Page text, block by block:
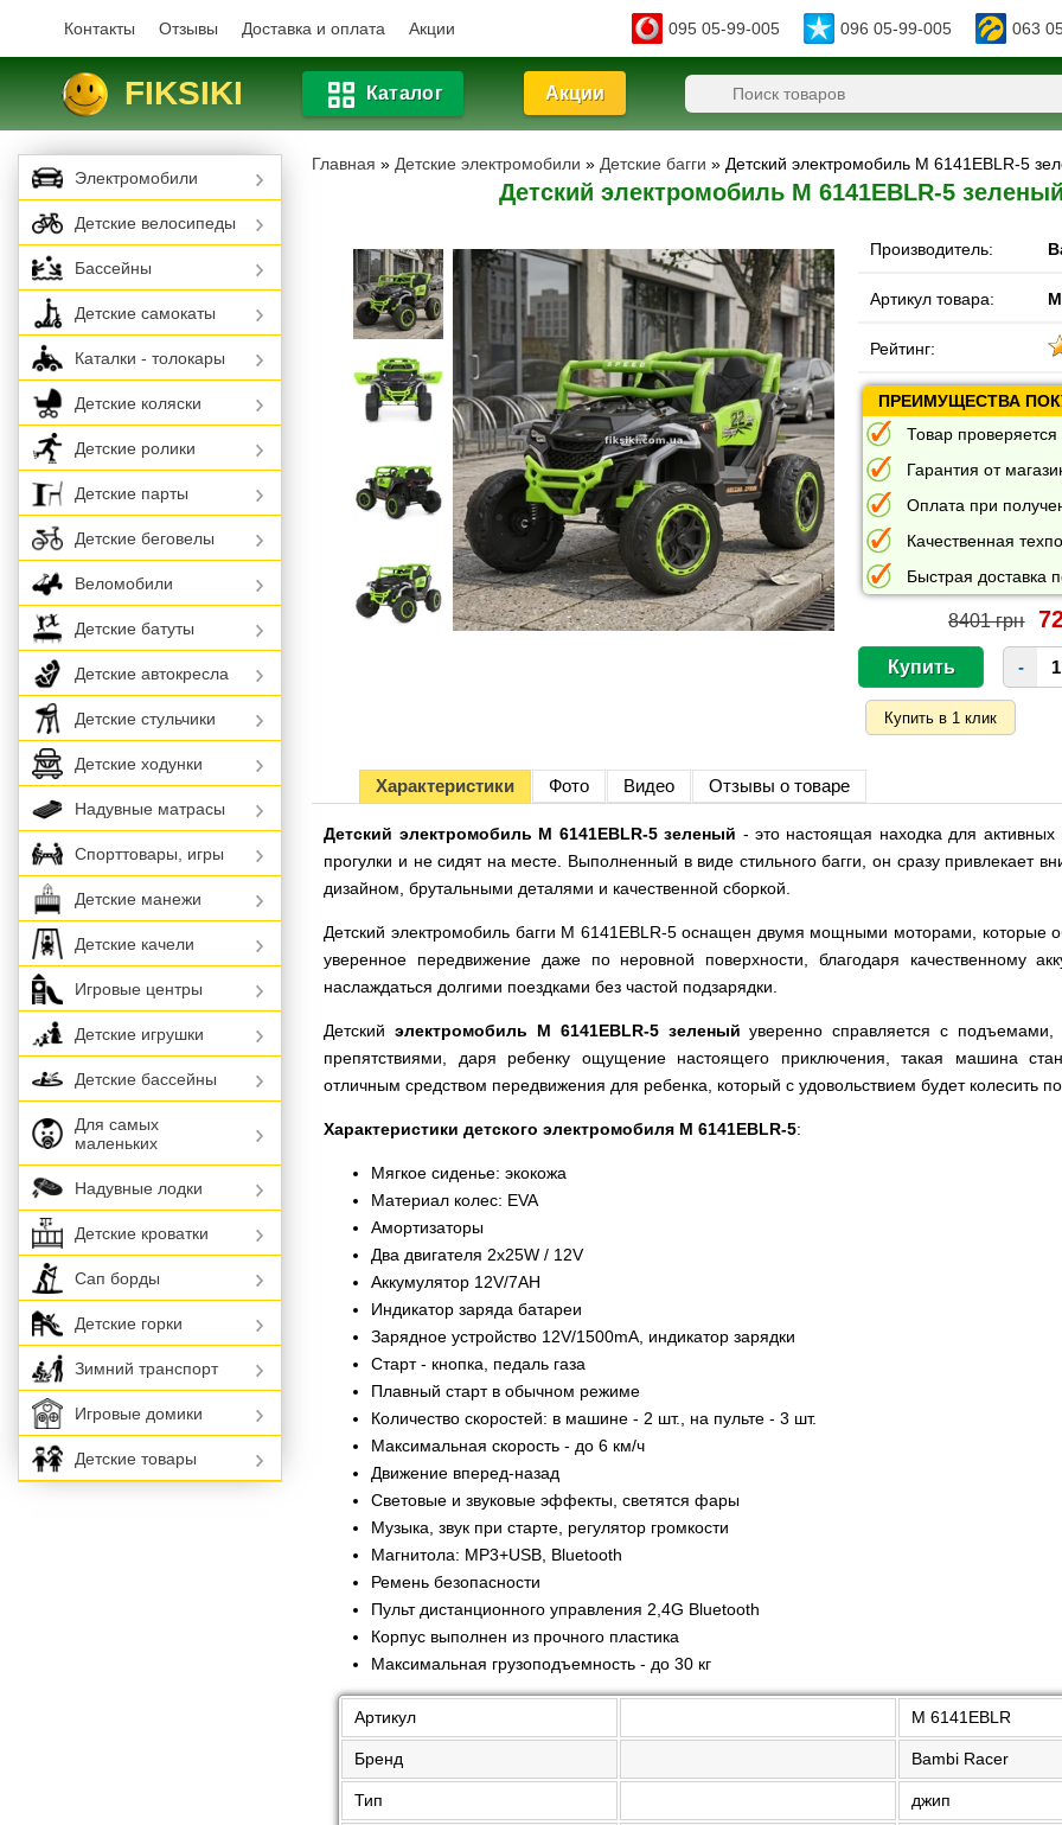
Контакты Отзывы Доставка и оплата Акции 095 05-99-005 096 05-99-005 063
FIKSIKI Каталог Акции
Главная » Детские электромобили » Детские багги » Детский электромобиль M 6141EBLR-5
Детский электромобиль M 6141EBLR-5
Производитель:
Артикул товара:
Рейтинг:
ПРЕИМУЩЕСТВА
Товар
Гарантия от
Оплата при
Качественная
Быстрая доставка
8401 грн
-
Характеристики Фото Видео Отзывы о товаре
Детский электромобиль M 6141EBLR-5 зеленый - это настоящая находка для
прогулки и не сидят на месте. Выполненный в виде стильного багги, он сразу привлекает
дизайном, брутальными деталями и качественной сборкой.
Детский электромобиль багги M 6141EBLR-5 оснащен двумя мощными моторами, которые
уверенное передвижение даже по неровной поверхности, благодаря качественному
наслаждаться долгими поездками без частой подзарядки.
Детскийэлектромобиль M 6141EBLR-5 зеленый уверенно справляется с
препятствиями, даря ребенку ощущение настоящего приключения, такая машина
отличным средством передвижения для ребенка, который с удовольствием будет колесить
Характеристики детского электромобиля M 6141EBLR-5:
Мягкое сиденье: экокожа
Материал колес: EVA
Амортизаторы
Два двигателя 2х25W / 12V
Аккумулятор 12V/7AH
Индикатор заряда батареи
Зарядное устройство 12V/1500mA, индикатор зарядки
Старт - кнопка, педаль газа
Плавный старт в обычном режиме
Количество скоростей: в машине - 2 шт., на пульте - 3 шт.
Максимальная скорость - до 6 км/ч
Движение вперед-назад
Световые и звуковые эффекты, светятся фары
Музыка, звук при старте, регулятор громкости
Магнитола: MP3+USB, Bluetooth
Ремень безопасности
Пульт дистанционного управления 2,4G Bluetooth
Корпус выполнен из прочного пластика
Максимальная грузоподъемность - до 30 кг
Артикул M 6141EBLR
Бренд Bambi Racer
Тип джип
Электромобили
Детские велосипеды
Бассейны
Детские самокаты
Каталки - толокары
Детские коляски
Детские ролики
Детские парты
Детские беговелы
Веломобили
Детские батуты
Детские автокресла
Детские стульчики
Детские ходунки
Надувные матрасы
Спорттовары, игры
Детские манежи
Детские качели
Игровые центры
Детские игрушки
Детские бассейны
Для самых
маленьких
Надувные лодки
Детские кроватки
Сап борды
Детские горки
Зимний транспорт
Игровые домики
Детские товары